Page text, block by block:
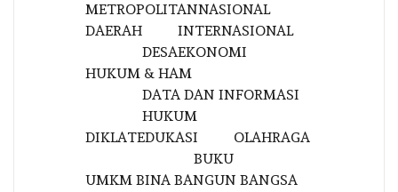
METROPOLITANNASIONAL
DAERAH
DESA
INTERNASIONAL
EKONOMI
HUKUM & HAM
DATA DAN INFORMASI
HUKUM
DIKLATEDUKASI
BUKU
OLAHRAGA
UMKM BINA BANGUN BANGSA